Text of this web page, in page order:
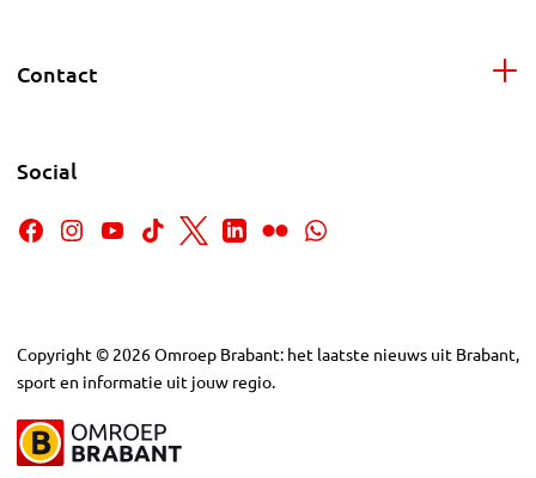
Contact
Social
Copyright © 2026Omroep Brabant: het laatste nieuws uit Brabant,
sport en informatie uit jouw regio.